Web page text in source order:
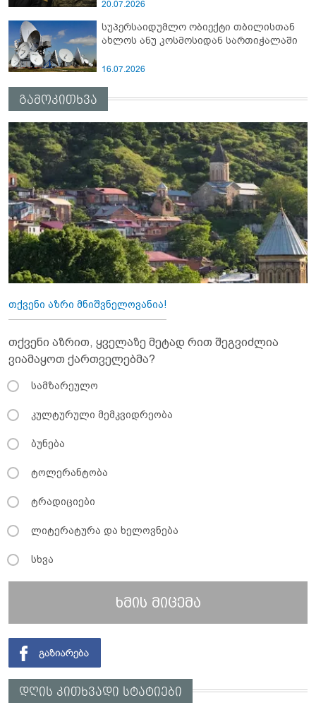
20.07.2026
სუპერსაიდუმლო ობიექტი თბილისთან
ახლოს ანუ კოსმოსიდან სართიჭალაში
16.07.2026
გამოკითხვა
თქვენი აზრი მნიშვნელოვანია!
თქვენი აზრით, ყველაზე მეტად რით შეგვიძლია
ვიამაყოთ ქართველებმა?
სამზარეულო
კულტურული მემკვიდრეობა
ბუნება
ტოლერანტობა
ტრადიციები
ლიტერატურა და ხელოვნება
სხვა
ხმის მიცემა
დღის კითხვადი სტატიები